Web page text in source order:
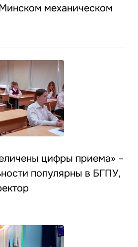
механическом
цифры приема» –
популярны в БГПУ,